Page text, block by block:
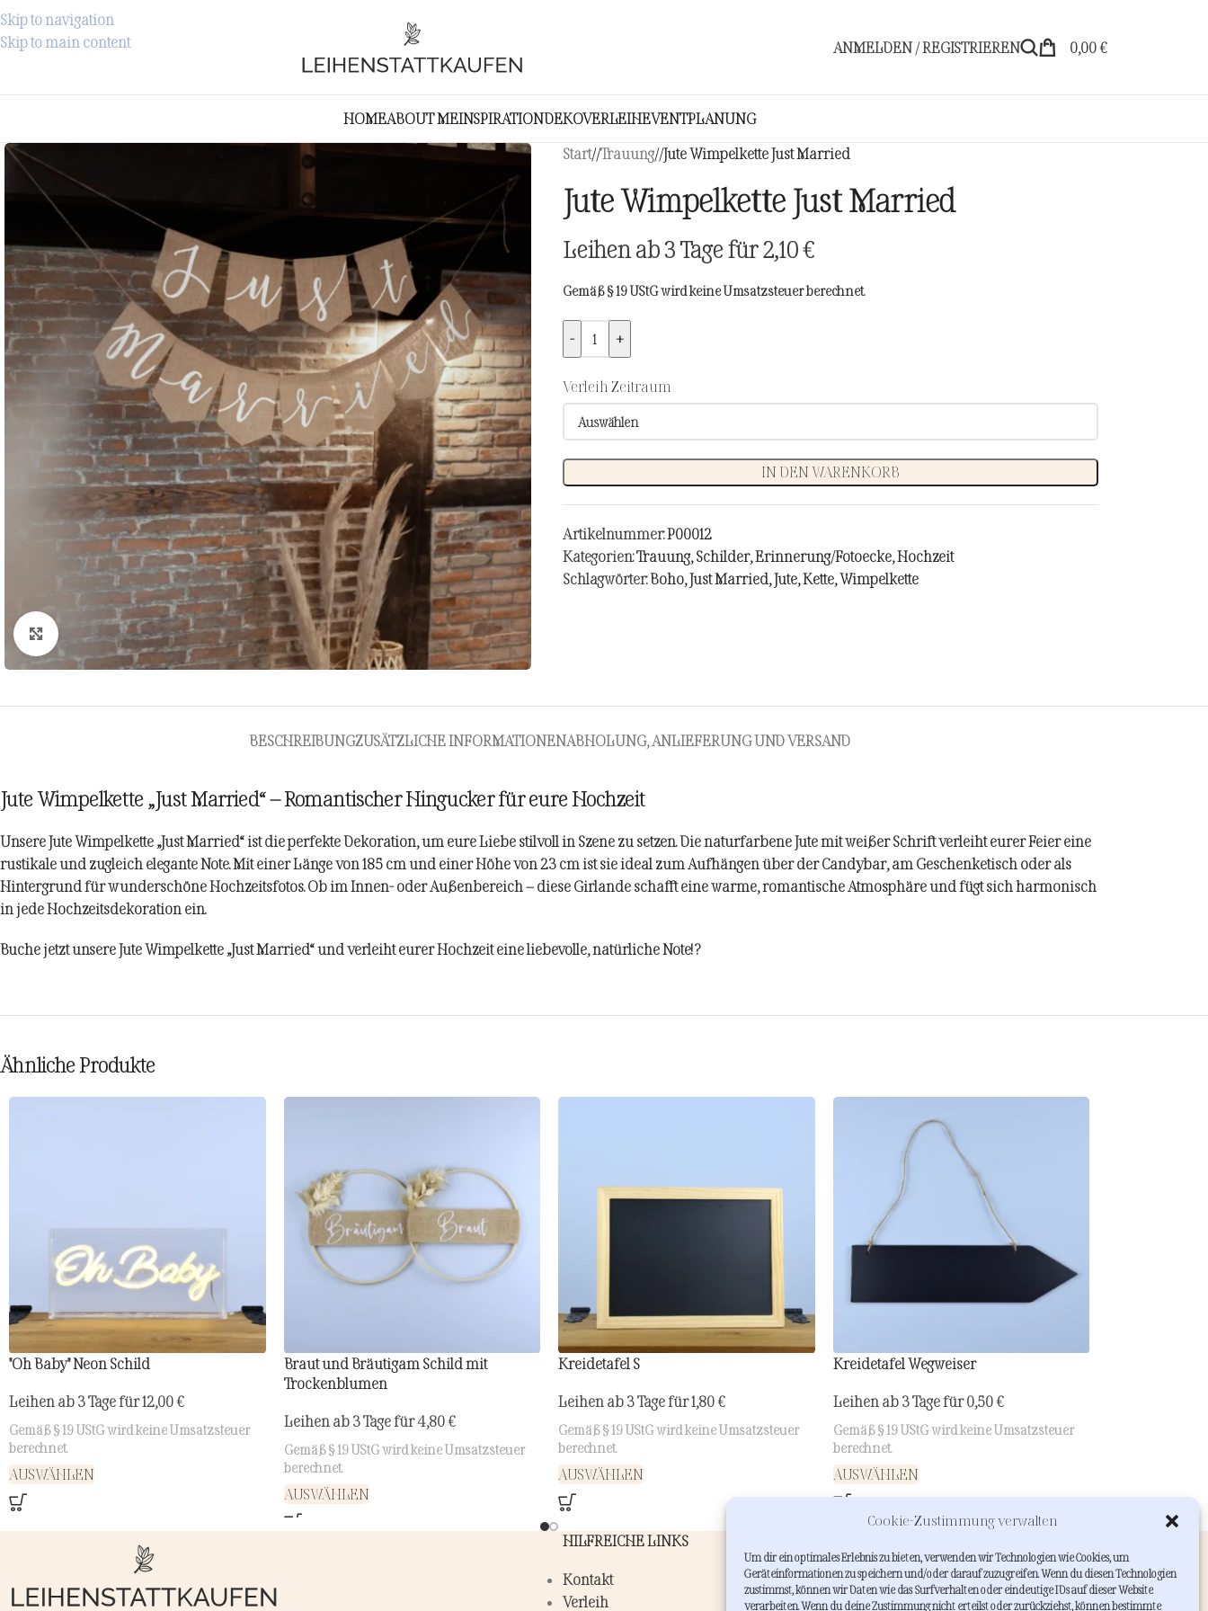
Cookie-Zustimmung verwalten
Um dir ein optimales Erlebnis zu bieten, verwenden wir Technologien wie Cookies, um
Geräteinformationen zu speichern und/oder darauf zuzugreifen. Wenn du diesen Technologien
zustimmst, können wir Daten wie das Surfverhalten oder eindeutige IDs auf dieser Website
verarbeiten. Wenn du deine Zustimmung nicht erteilst oder zurückziehst, können bestimmte
Skip to navigation
Skip to main content
ANMELDEN / REGISTRIEREN 0,00€
HOMEABOUT MEINSPIRATIONDEKOVERLEIHEVENTPLANUNG
Zum Vergrößern klicken
Start/ Trauung/ Jute Wimpelkette Just Married
Jute Wimpelkette Just Married
Leihen ab 3 Tage für2,10€
Gemäß § 19 UStG wird keine Umsatzsteuer berechnet.
- +
Verleih Zeitraum
IN DEN WARENKORB
Artikelnummer:P00012
Kategorien:Trauung, Schilder,Erinnerung/Fotoecke,Hochzeit
Schlagwörter:Boho,Just Married,Jute,Kette,Wimpelkette
BESCHREIBUNGZUSÄTZLICHE INFORMATIONENABHOLUNG, ANLIEFERUNG UND VERSAND
Jute Wimpelkette „Just Married“ – Romantischer Hingucker für eure Hochzeit
UnsereJute Wimpelkette „Just Married“ist die perfekte Dekoration, um eure Liebe stilvoll in Szene zu setzen. Die naturfarbene Jute mit weißer Schrift verleiht eurer Feier eine
rustikale und zugleich elegante Note. Mit einer Länge von 185 cm und einer Höhe von 23 cm ist sie ideal zum Aufhängen über der Candybar, am Geschenketisch oder als
Hintergrund für wunderschöne Hochzeitsfotos. Ob im Innen- oder Außenbereich – diese Girlande schafft eine warme, romantische Atmosphäre und fügt sich harmonisch
in jede Hochzeitsdekoration ein.
Buche jetzt unsereJute Wimpelkette „Just Married“und verleiht eurer Hochzeit eine liebevolle, natürliche Note! ?
Ähnliche Produkte
"Oh Baby" Neon Schild
Leihen ab 3 Tage für12,00€
Gemäß § 19 UStG wird keine Umsatzsteuer
berechnet.
AUSWÄHLEN
Braut und Bräutigam Schild mit
Trockenblumen
Leihen ab 3 Tage für4,80€
Gemäß § 19 UStG wird keine Umsatzsteuer
berechnet.
AUSWÄHLEN
Kreidetafel S
Leihen ab 3 Tage für1,80€
Gemäß § 19 UStG wird keine Umsatzsteuer
berechnet.
AUSWÄHLEN
Kreidetafel Wegweiser
Leihen ab 3 Tage für0,50€
Gemäß § 19 UStG wird keine Umsatzsteuer
berechnet.
AUSWÄHLEN
HILFREICHE LINKS
Kontakt
Verleih
Wie funktioniert leihenstattkaufen?
FAQs